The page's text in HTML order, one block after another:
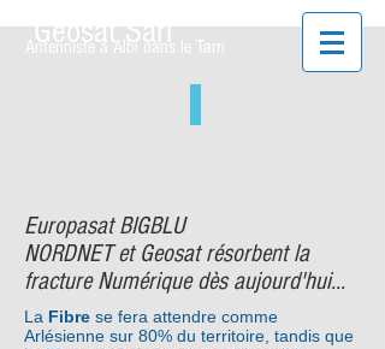
Geosat Sarl
Antenniste à Albi dans le Tarn
Europasat BIGBLU
NORDNET et Geosat résorbent la
fracture Numérique dès aujourd'hui...
La Fibre se fera attendre comme
Arlésienne sur 80% du territoire, tandis que